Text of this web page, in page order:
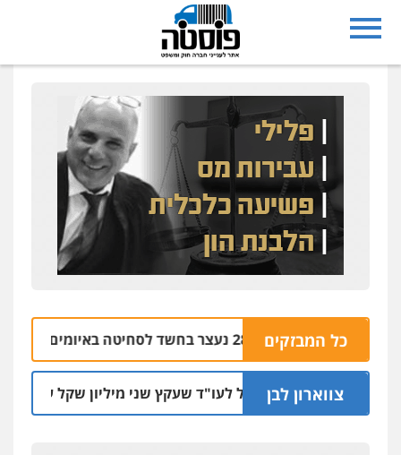
כל המבזקים
נצרת: בן 28 נעצר בחשד לסחיטה באיומים מטלפון שאינו שלו
צווארון לבן
מאסר בפועל לעו"ד שעקץ שני מיליון שקל על דירה